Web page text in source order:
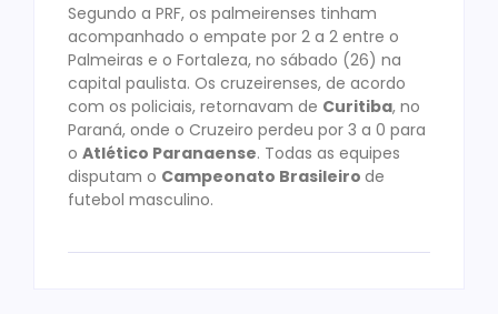
Segundo a PRF, os palmeirenses tinham
acompanhado o empate por 2 a 2 entre o
Palmeiras e o Fortaleza, no sábado (26) na
capital paulista. Os cruzeirenses, de acordo
com os policiais, retornavam de Curitiba, no
Paraná, onde o Cruzeiro perdeu por 3 a 0 para
o Atlético Paranaense. Todas as equipes
disputam o Campeonato Brasileiro de
futebol masculino.